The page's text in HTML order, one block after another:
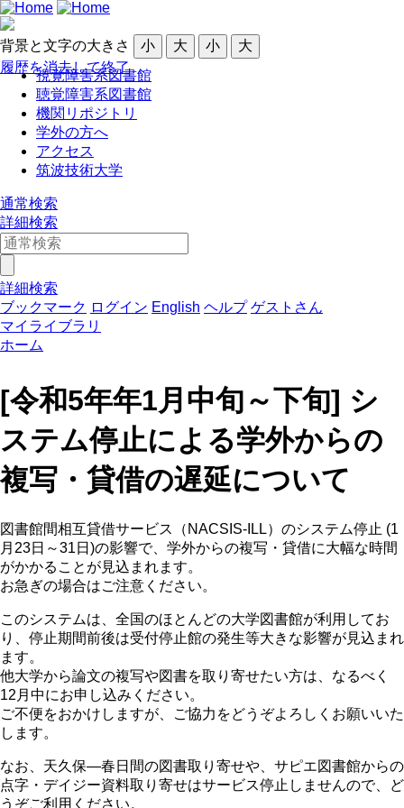
背景と文字の大きさ 小 大 小
大
履歴を消去して終了
視覚障害系図書館
聴覚障害系図書館
機関リポジトリ
学外の方へ
アクセス
筑波技術大学
通常検索
詳細検索
詳細検索
ブックマーク ログイン English ヘルプ ゲストさん
マイライブラリ
ホーム
[令和5年年1月中旬～下旬] シ
ステム停止による学外からの
複写・貸借の遅延について
図書館間相互貸借サービス（NACSIS-ILL）のシステム停止 (1
月23日～31日)の影響で、学外からの複写・貸借に大幅な時間
がかかることが見込まれます。
お急ぎの場合はご注意ください。
このシステムは、全国のほとんどの大学図書館が利用してお
り、停止期間前後は受付停止館の発生等大きな影響が見込まれ
ます。
他大学から論文の複写や図書を取り寄せたい方は、なるべく
12月中にお申し込みください。
ご不便をおかけしますが、ご協力をどうぞよろしくお願いいた
します。
なお、天久保―春日間の図書取り寄せや、サピエ図書館からの
点字・デイジー資料取り寄せはサービス停止しませんので、ど
うぞご利用ください。